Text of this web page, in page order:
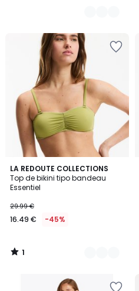
LA REDOUTE COLLECTIONS
Top de bikini tipo bandeau
Essentiel
29.99 €
16.49 € -45%
1
/
5
3
Colores
1
/